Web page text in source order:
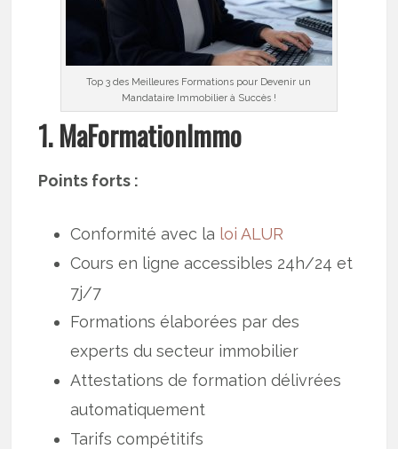
Top 3 des Meilleures Formations pour Devenir un
Mandataire Immobilier à Succès !
1. MaFormationImmo
Points forts :
Conformité avec la loi ALUR
Cours en ligne accessibles 24h/24 et
7j/7
Formations élaborées par des
experts du secteur immobilier
Attestations de formation délivrées
automatiquement
Tarifs compétitifs